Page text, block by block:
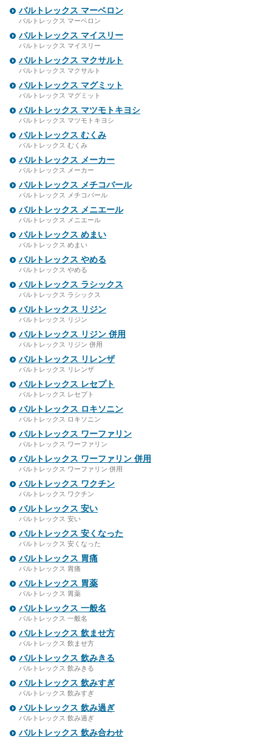
バルトレックス マーベロン
バルトレックス マーベロン
バルトレックス マイスリー
バルトレックス マイスリー
バルトレックス マクサルト
バルトレックス マクサルト
バルトレックス マグミット
バルトレックス マグミット
バルトレックス マツモトキヨシ
バルトレックス マツモトキヨシ
バルトレックス むくみ
バルトレックス むくみ
バルトレックス メーカー
バルトレックス メーカー
バルトレックス メチコバール
バルトレックス メチコバール
バルトレックス メニエール
バルトレックス メニエール
バルトレックス めまい
バルトレックス めまい
バルトレックス やめる
バルトレックス やめる
バルトレックス ラシックス
バルトレックス ラシックス
バルトレックス リジン
バルトレックス リジン
バルトレックス リジン 併用
バルトレックス リジン 併用
バルトレックス リレンザ
バルトレックス リレンザ
バルトレックス レセプト
バルトレックス レセプト
バルトレックス ロキソニン
バルトレックス ロキソニン
バルトレックス ワーファリン
バルトレックス ワーファリン
バルトレックス ワーファリン 併用
バルトレックス ワーファリン 併用
バルトレックス ワクチン
バルトレックス ワクチン
バルトレックス 安い
バルトレックス 安い
バルトレックス 安くなった
バルトレックス 安くなった
バルトレックス 胃痛
バルトレックス 胃痛
バルトレックス 胃薬
バルトレックス 胃薬
バルトレックス 一般名
バルトレックス 一般名
バルトレックス 飲ませ方
バルトレックス 飲ませ方
バルトレックス 飲みきる
バルトレックス 飲みきる
バルトレックス 飲みすぎ
バルトレックス 飲みすぎ
バルトレックス 飲み過ぎ
バルトレックス 飲み過ぎ
バルトレックス 飲み合わせ